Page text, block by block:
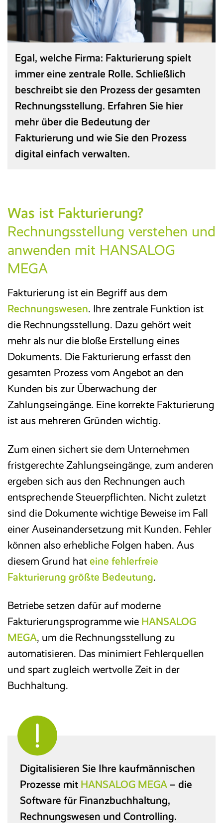
Entgeltabrechnung
Entgeltanalyse NEU
Baulohn
Reisekostenabrechnung
Zeitwirtschaft
KI-Assistent
Personal­management
Reisekosten­abrechnung
Zeitwirtschaft
Entgelt­abrechnung
Mitarbeiter­portal
Finanzbuchhaltung
Kostenrechnung
E-Rechnung
Faktura
Excel-basiertes Reporting
Archivierung/Workflow
Reisekosten­abrechnung
BPS Heuer­abrechnung
Referenzen
Magazin
HANSALOG MEGA
Ticketsystem
Downloads & Links
Wissensdatenbank/FAQ
Glossar
Seminare und Schulungen
Messen
Egal, welche Firma: Fakturierung spielt
immer eine zentrale Rolle. Schließlich
beschreibt sie den Prozess der gesamten
Rechnungsstellung. Erfahren Sie hier
mehr über die Bedeutung der
Fakturierung und wie Sie den Prozess
digital einfach verwalten.
Was ist Fakturierung?
Rechnungsstellung verstehen und
anwenden mit HANSALOG
MEGA
Fakturierung ist ein Begriff aus dem
Rechnungswesen. Ihre zentrale Funktion ist
die Rechnungsstellung. Dazu gehört weit
mehr als nur die bloße Erstellung eines
Dokuments. Die Fakturierung erfasst den
gesamten Prozess vom Angebot an den
Kunden bis zur Überwachung der
Zahlungseingänge. Eine korrekte Fakturierung
ist aus mehreren Gründen wichtig.
Zum einen sichert sie dem Unternehmen
fristgerechte Zahlungseingänge, zum anderen
ergeben sich aus den Rechnungen auch
entsprechende Steuerpflichten. Nicht zuletzt
sind die Dokumente wichtige Beweise im Fall
einer Auseinandersetzung mit Kunden. Fehler
können also erhebliche Folgen haben. Aus
diesem Grund hat eine fehlerfreie
Fakturierung größte Bedeutung.
Betriebe setzen dafür auf moderne
Fakturierungsprogramme wie HANSALOG
MEGA, um die Rechnungsstellung zu
automatisieren. Das minimiert Fehlerquellen
und spart zugleich wertvolle Zeit in der
Buchhaltung.
Digitalisieren Sie Ihre kaufmännischen
Prozesse mit HANSALOG MEGA – die
Software für Finanzbuchhaltung,
Rechnungswesen und Controlling.